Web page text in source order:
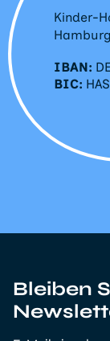
Kinder-
IBAN:
BIC:
Bleiben